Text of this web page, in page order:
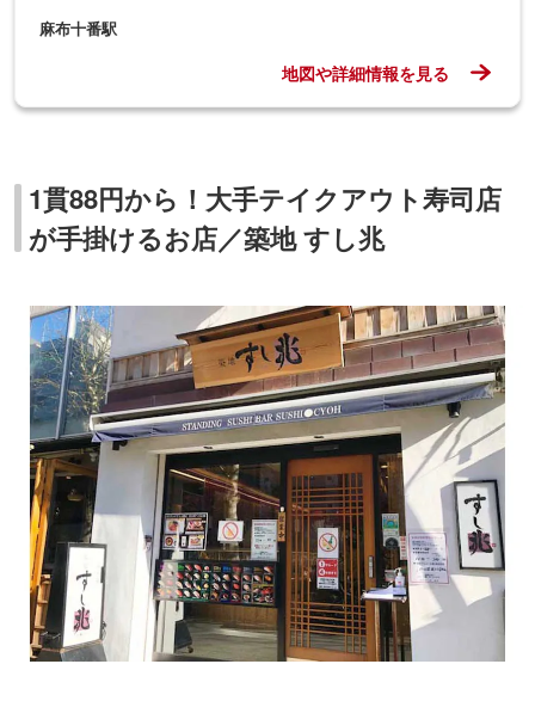
麻布十番駅
地図や詳細情報を見る
1貫88円から！大手テイクアウト寿司店
が手掛けるお店／築地 すし兆